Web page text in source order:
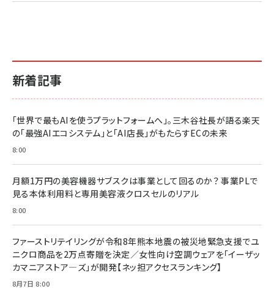
新着記事
「世界で最もAIを使うプラットフォームへ」。三木谷社長が語る楽天
の「最強AIエコシステム」と「AI店長」がもたらすECの未来
8:00
月額1万円の美容機器サブスクは事業として回るのか？ 事業PLで
見る本体利用料と専用美容液クロスセルのリアル
8:00
ファーストリテイリングが令和8年熊本地震の被災地緊急支援でユ
ニクロ商品を2万点寄贈を決定／女性向け空調ウェアを「イーザッ
カマニアストア―ズ」が開発【ネッ担アクセスランキング】
8月7日 8:00